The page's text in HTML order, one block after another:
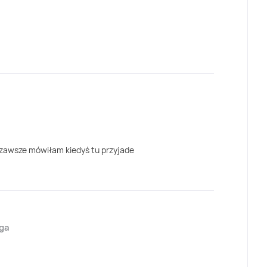
mówiłam kiedyś tu przyjade